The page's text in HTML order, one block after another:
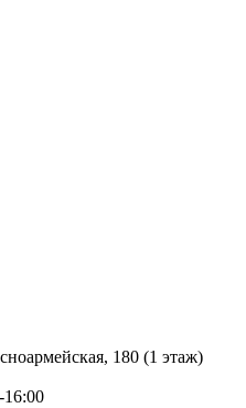
180 (1 этаж)